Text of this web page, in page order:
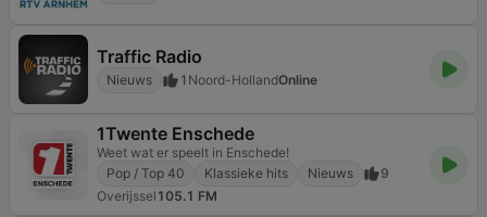
Traffic Radio
Nieuws 1 Noord-HollandOnline
1Twente Enschede
Weet wat er speelt in Enschede!
Pop / Top 40
Klassieke hits Nieuws
9
Overijssel 105.1 FM